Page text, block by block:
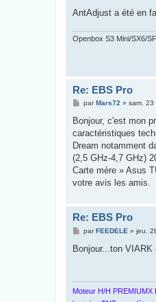
AntAdjust a été en
Openbox S3 Mini/SX6/
Re: EBS Pro
M
s
a
g
parMars72» sam. 23
Bonjour, c'est mon
caractéristiques
Dream notamment
(2,5 GHz-4,7 GHz)
Carte mère » Asus
votre avis les amis.
Re: EBS Pro
M
s
parFEEDELE » jeu.
Bonjour...ton
Moteur H/H